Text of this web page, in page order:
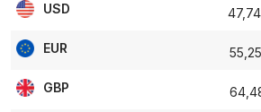
USD
EUR
GBP